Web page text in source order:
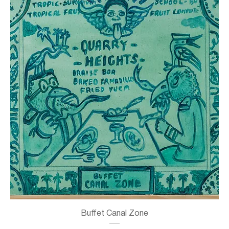
Buffet Canal Zone